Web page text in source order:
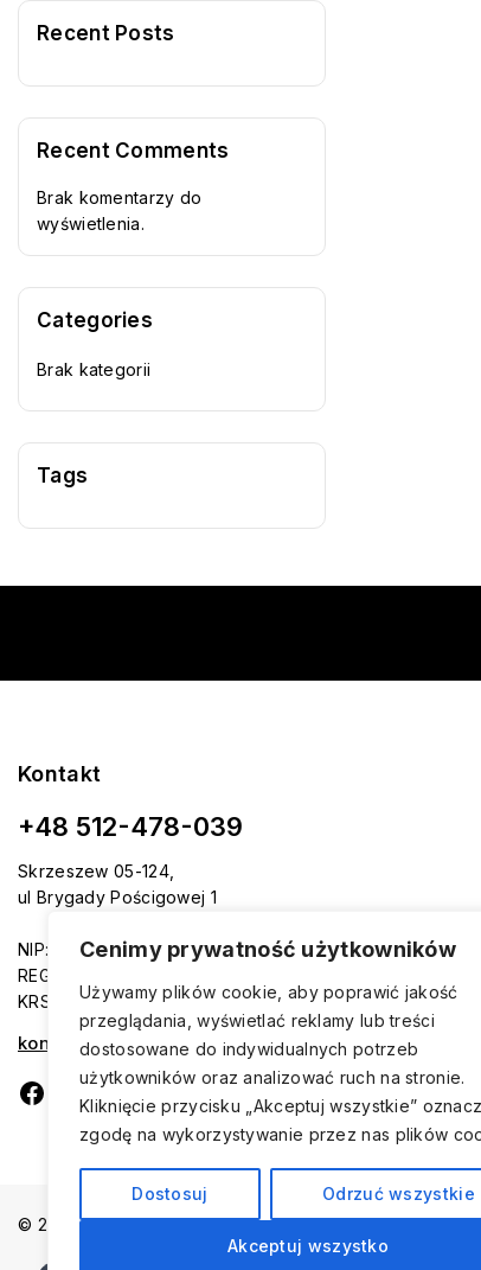
Cenimy prywatność użytkowników
Używamy plików cookie, aby poprawić jakość
przeglądania, wyświetlać reklamy lub treści
dostosowane do indywidualnych potrzeb
użytkowników oraz analizować ruch na stronie.
Kliknięcie przycisku „Akceptuj wszystkie”
zgodę na wykorzystywanie przez nas plików
Dostosuj Odrzuć wszystkie
Akceptuj wszystko
Recent Posts
Recent Comments
Brak komentarzy do
wyświetlenia.
Categories
Brak kategorii
Tags
Kontakt
+48 512-478-039
Skrzeszew 05-124,
ul Brygady Pościgowej 1
NIP: 5361968406
REGON: 524280821
KRS: 0001015716
kontakt@avmax.pl
© 2026 AVMAX - Sklep - Wszelkie Prawa Zastrzeżone